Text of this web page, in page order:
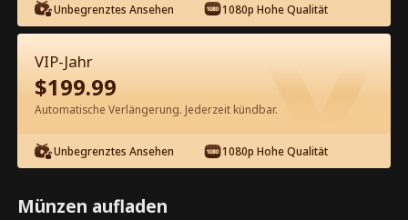
Episode 47 - Oh, meine stolze Erbin!
Kompletter Film
1-50 51-99
46 47 48 49
Unbegrenztes Ansehen 1080p Hohe Qualität
VIP-Jahr
$199.99
Automatische Verlängerung. Jederzeit kündbar.
Unbegrenztes Ansehen 1080p Hohe Qualität
Münzen aufladen